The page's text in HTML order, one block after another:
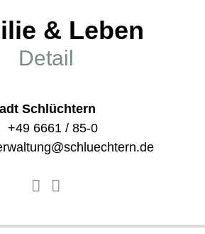
& Leben
Detail
Schlüchtern
+49 6661 / 85-0